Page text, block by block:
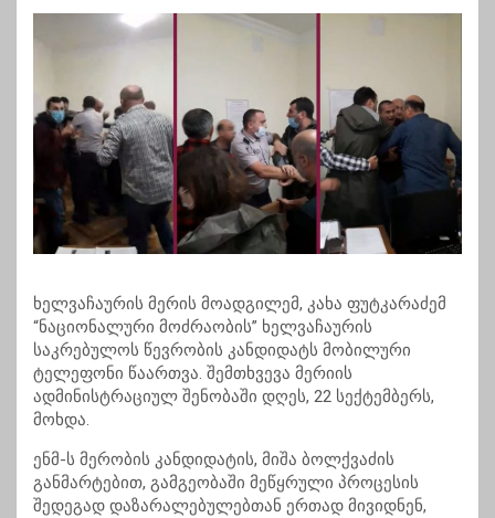
ხელვაჩაურის მერის მოადგილემ, კახა ფუტკარაძემ
“ნაციონალური მოძრაობის” ხელვაჩაურის
საკრებულოს წევრობის კანდიდატს მობილური
ტელეფონი წაართვა. შემთხვევა მერიის
ადმინისტრაციულ შენობაში დღეს, 22 სექტემბერს,
მოხდა.
ენმ-ს მერობის კანდიდატის, მიშა ბოლქვაძის
განმარტებით, გამგეობაში მეწყრული პროცესის
შედეგად დაზარალებულებთან ერთად მივიდნენ,